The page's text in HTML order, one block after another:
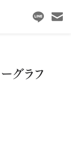
グラフ